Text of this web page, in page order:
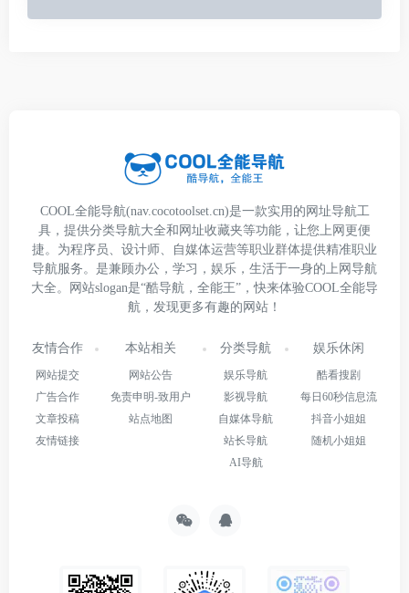
COOL全能导航(nav.cocotoolset.cn)是一款实用的网址导航工
具，提供分类导航大全和网址收藏夹等功能，让您上网更便
捷。为程序员、设计师、自媒体运营等职业群体提供精准职业
导航服务。是兼顾办公，学习，娱乐，生活于一身的上网导航
大全。网站slogan是“酷导航，全能王”，快来体验COOL全能导
航，发现更多有趣的网站！
友情合作
网站提交
广告合作
文章投稿
友情链接
本站相关
网站公告
免责申明-致用户
站点地图
分类导航
娱乐导航
影视导航
自媒体导航
站长导航
AI导航
娱乐休闲
酷看搜剧
每日60秒信息流
抖音小姐姐
随机小姐姐